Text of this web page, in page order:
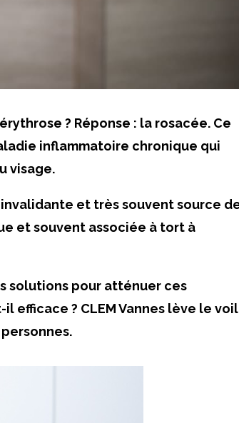
? Réponse : la rosacée. Ce
inflammatoire chronique qui
visage.
et très souvent source
et souvent associée à tort à
solutions pour atténuer ces
efficace ? CLEM Vannes lève le